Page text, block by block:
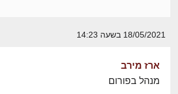
18/05/2021 בשעה 14:23
ארז מירב
מנהל בפורום